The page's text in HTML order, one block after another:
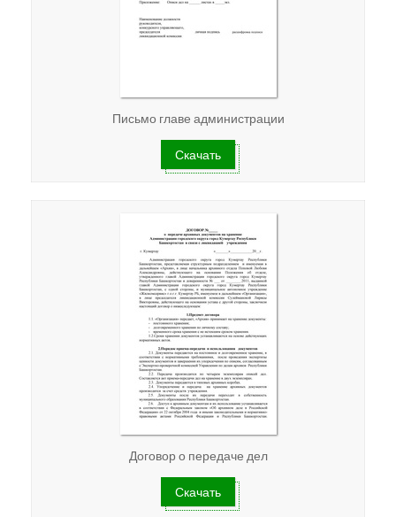
Письмо главе администрации
Скачать
Договор о передаче дел
Скачать